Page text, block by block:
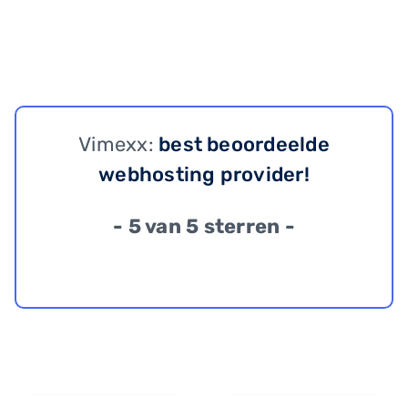
Vimexx: best beoordeelde
webhosting provider!
- 5 van 5 sterren -